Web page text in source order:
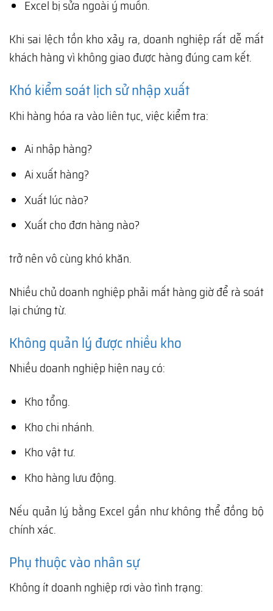
Excel bị sửa ngoài ý muốn.
Khi sai lệch tồn kho xảy ra, doanh nghiệp rất dễ mất
khách hàng vì không giao được hàng đúng cam kết.
Khó kiểm soát lịch sử nhập xuất
Khi hàng hóa ra vào liên tục, việc kiểm tra:
Ai nhập hàng?
Ai xuất hàng?
Xuất lúc nào?
Xuất cho đơn hàng nào?
trở nên vô cùng khó khăn.
Nhiều chủ doanh nghiệp phải mất hàng giờ để rà soát
lại chứng từ.
Không quản lý được nhiều kho
Nhiều doanh nghiệp hiện nay có:
Kho tổng.
Kho chi nhánh.
Kho vật tư.
Kho hàng lưu động.
Nếu quản lý bằng Excel gần như không thể đồng bộ
chính xác.
Phụ thuộc vào nhân sự
Không ít doanh nghiệp rơi vào tình trạng: